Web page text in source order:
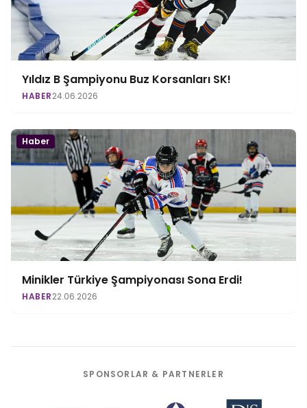
Yıldız B Şampiyonu Buz Korsanları SK!
HABER24.06.2026
Haber
Minikler Türkiye Şampiyonası Sona Erdi!
HABER22.06.2026
SPONSORLAR & PARTNERLER